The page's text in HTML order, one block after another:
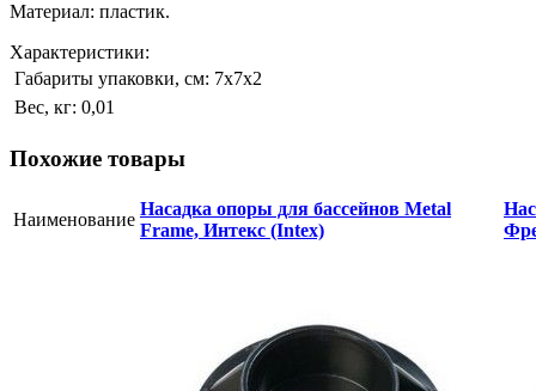
Материал: пластик.
Характеристики:
Габариты упаковки, см: 7х7х2
Вес, кг: 0,01
Похожие товары
Наименование
Насадка опоры для бассейнов Metal
Frame, Интекс (Intex)